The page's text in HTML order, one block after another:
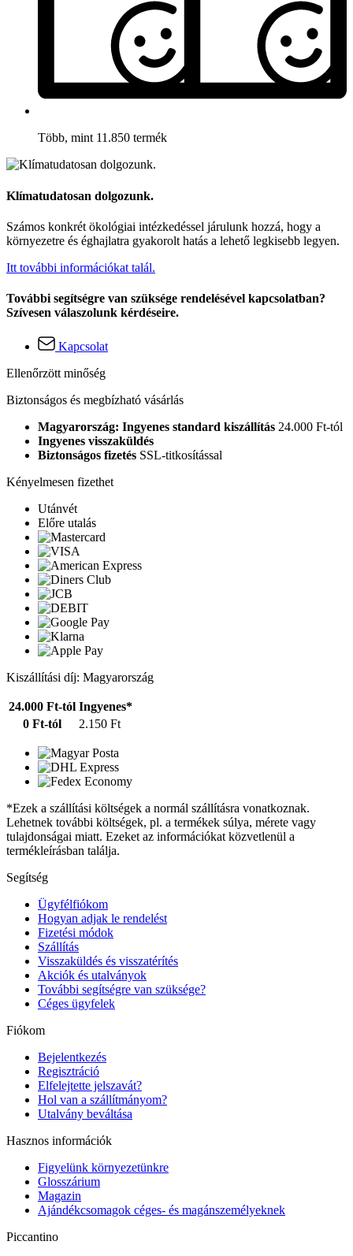
Több, mint 11.850 termék
Klímatudatosan dolgozunk.
Számos konkrét ökológiai intézkedéssel járulunk hozzá, hogy a
környezetre és éghajlatra gyakorolt hatás a lehető legkisebb legyen.
Itt további információkat talál.
További segítségre van szüksége rendelésével kapcsolatban?
Szívesen válaszolunk kérdéseire.
Kapcsolat
Ellenőrzött minőség
Biztonságos és megbízható vásárlás
Magyarország: Ingyenes standard kiszállítás 24.000 Ft-tól
Ingyenes visszaküldés
Biztonságos fizetés SSL-titkosítással
Kényelmesen fizethet
Utánvét
Előre utalás
Kiszállítási díj: Magyarország
24.000 Ft-tól Ingyenes*
0 Ft-tól
2.150 Ft
*Ezek a szállítási költségek a normál szállításra vonatkoznak.
Lehetnek további költségek, pl. a termékek súlya, mérete vagy
tulajdonságai miatt. Ezeket az információkat közvetlenül a
termékleírásban találja.
Segítség
Ügyfélfiókom
Hogyan adjak le rendelést
Fizetési módok
Szállítás
Visszaküldés és visszatérítés
Akciók és utalványok
További segítségre van szüksége?
Céges ügyfelek
Fiókom
Bejelentkezés
Regisztráció
Elfelejtette jelszavát?
Hol van a szállítmányom?
Utalvány beváltása
Hasznos információk
Figyelünk környezetünkre
Glosszárium
Magazin
Ajándékcsomagok céges- és magánszemélyeknek
Piccantino